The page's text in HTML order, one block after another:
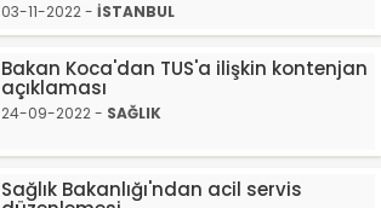
03-11-2022 - İSTANBUL
Bakan Koca'dan TUS'a ilişkin kontenjan
açıklaması
24-09-2022 - SAĞLIK
Sağlık Bakanlığı'ndan acil servis